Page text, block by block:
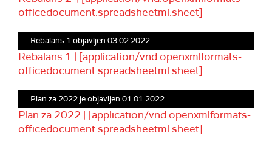
officedocument.spreadsheetml.sheet]
Rebalans 1 objavljen 03.02.2022
Rebalans 1 | [application/vnd.openxmlformats-
officedocument.spreadsheetml.sheet]
Plan za 2022 je objavljen 01.01.2022
Plan za 2022 | [application/vnd.openxmlformats-
officedocument.spreadsheetml.sheet]